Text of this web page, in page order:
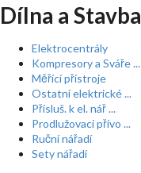
Dílna a Stavba
Elektrocentrály
Kompresory a Sváře ...
Měřící přístroje
Ostatní elektrické ...
Přísluš. k el. nář ...
Prodlužovací přívo ...
Ruční nářadí
Sety nářadí